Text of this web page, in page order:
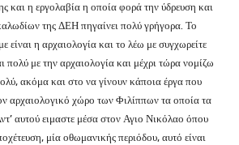
και η εργολαβία η οποία φορά την ύδρευση και
της ΔΕΗ πηγαίνει πολύ γρήγορα. Το
είναι η αρχαιολογία και το λέω με συγχωρείτε
πολύ με την αρχαιολογία και μέχρι τώρα νομίζω
ακόμα και στο να γίνουν κάποια έργα που
αρχαιολογικό χώρο των Φιλίππων τα οποία τα
αυτού ειμαστε μέσα στον Αγιο Νικόλαο όπου
μία οθωμανικής περιόδου, αυτό είναι